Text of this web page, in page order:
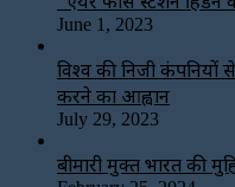
June 1, 2023
विश्‍व की निजी कंपनियों
करने का आह्वान
July 29, 2023
बीमारी मुक्त भारत की